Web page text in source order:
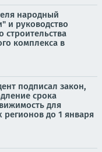
народный
и руководство
строительства
комплекса в
подписал закон,
срока
для
до 1 января